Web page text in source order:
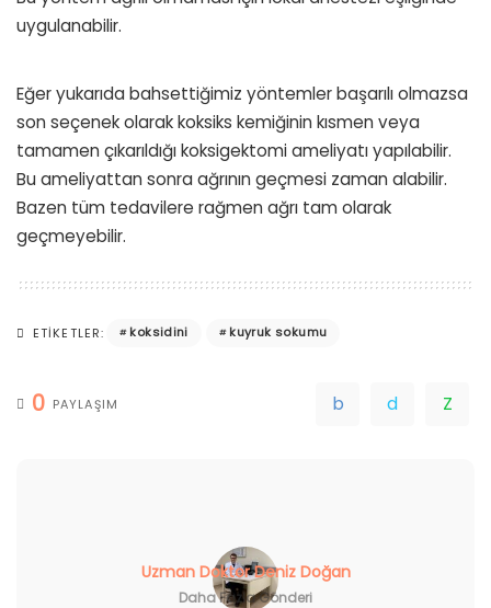
uygulanabilir.
Eğer yukarıda bahsettiğimiz yöntemler başarılı olmazsa
son seçenek olarak koksiks kemiğinin kısmen veya
tamamen çıkarıldığı koksigektomi ameliyatı yapılabilir.
Bu ameliyattan sonra ağrının geçmesi zaman alabilir.
Bazen tüm tedavilere rağmen ağrı tam olarak
geçmeyebilir.
ETIKETLER: koksidini kuyruk sokumu
0 PAYLAŞIM
Uzman Doktor Deniz Doğan
Daha Fazla Gönderi